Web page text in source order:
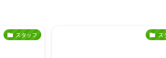
スタッフ ス